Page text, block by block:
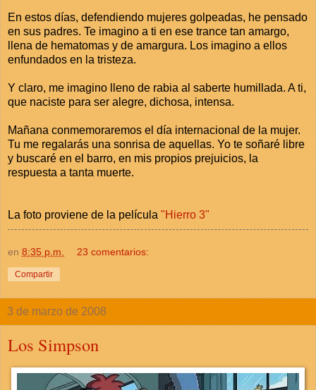
En estos días, defendiendo mujeres golpeadas, he pensado
en sus padres. Te imagino a ti en ese trance tan amargo,
llena de hematomas y de amargura. Los imagino a ellos
enfundados en la tristeza.
Y claro, me imagino lleno de rabia al saberte humillada. A ti,
que naciste para ser alegre, dichosa, intensa.
Mañana conmemoraremos el día internacional de la mujer.
Tu me regalarás una sonrisa de aquellas. Yo te soñaré libre
y buscaré en el barro, en mis propios prejuicios, la
respuesta a tanta muerte.
La foto proviene de la película "Hierro 3"
en 8:35 p.m. 23 comentarios:
Compartir
3 de marzo de 2008
Los Simpson